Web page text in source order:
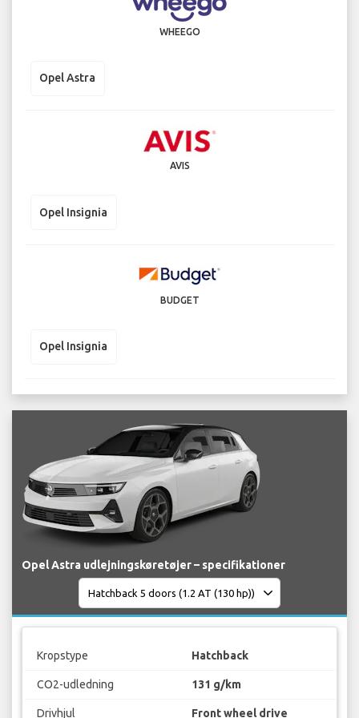
WHEEGO
Opel Astra
AVIS
Opel Insignia
BUDGET
Opel Insignia
Opel Astra udlejningskøretøjer – specifikationer
Kropstype Hatchback
CO2-udledning 131 g/km
Drivhjul Front wheel drive